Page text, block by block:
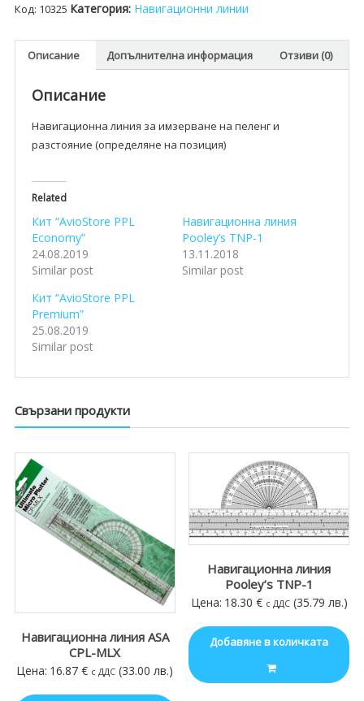
Код: 10325 Категория: Навигационни линии
Описание Допълнителна информация Отзиви (0)
Описание
Навигационна линия за имзерване на пеленг и
разстояние (определяне на позиция)
Related
Кит “AvioStore PPL
Economy”
24.08.2019
Similar post
Навигационна линия
Pooley’s TNP-1
13.11.2018
Similar post
Кит “AvioStore PPL
Premium”
25.08.2019
Similar post
Свързани продукти
Навигационна линия ASA
CPL-MLX
Цена: 16.87€ с ДДС (33.00 лв.)
Навигационна линия
Pooley’s TNP-1
Цена: 18.30 € с ДДС (35.79 лв.)
Добавяне в количката